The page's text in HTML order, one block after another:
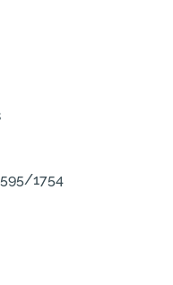
1754